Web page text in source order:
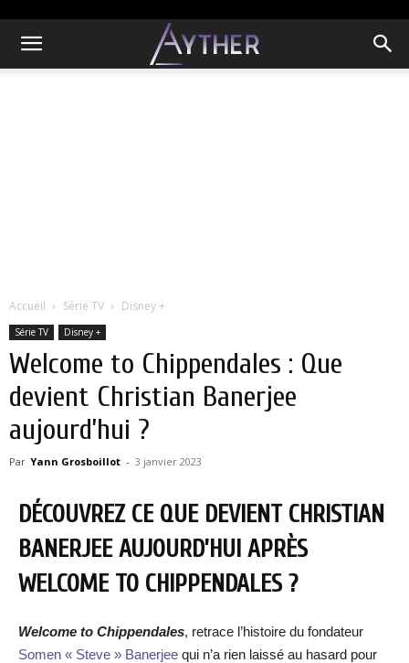
Accueil Série TV Disney +
Série TV Disney +
Welcome to Chippendales : Que
devient Christian Banerjee
aujourd’hui ?
Par Yann Grosboillot - 3 janvier 2023
DÉCOUVREZ CE QUE DEVIENT CHRISTIAN
BANERJEE AUJOURD’HUI APRÈS
WELCOME TO CHIPPENDALES ?
Welcome to Chippendales, retrace l’histoire du fondateur
Somen « Steve » Banerjee qui n’a rien laissé au hasard pour